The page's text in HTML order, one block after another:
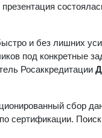
и без лишних
под конкретные
Росаккредитации
сбор
сертификации.